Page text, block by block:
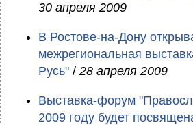
30 апреля 2009
В Ростове-на-Дону
межрегиональная
Русь" / 28 апреля 2009
Выставка-форум
2009 году будет